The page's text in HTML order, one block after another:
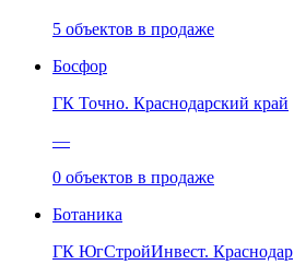
5 объектов в продаже
Босфор
ГК Точно. Краснодарский край
—
0 объектов в продаже
Ботаника
ГК ЮгСтройИнвест. Краснодар